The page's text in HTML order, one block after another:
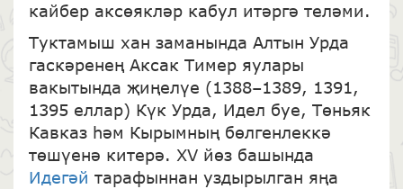
кайбер аксөякләр кабул итәргә теләми.
Туктамыш хан заманында Алтын Урда
гаскәренең Аксак Тимер яулары
вакытында җиңелүе (1388–1389, 1391,
1395 еллар) Күк Урда, Идел буе, Төньяк
Кавказ һәм Кырымның бөлгенлеккә
төшүенә китерә. XV йөз башында
Идегәй тарафыннан уздырылган яңа